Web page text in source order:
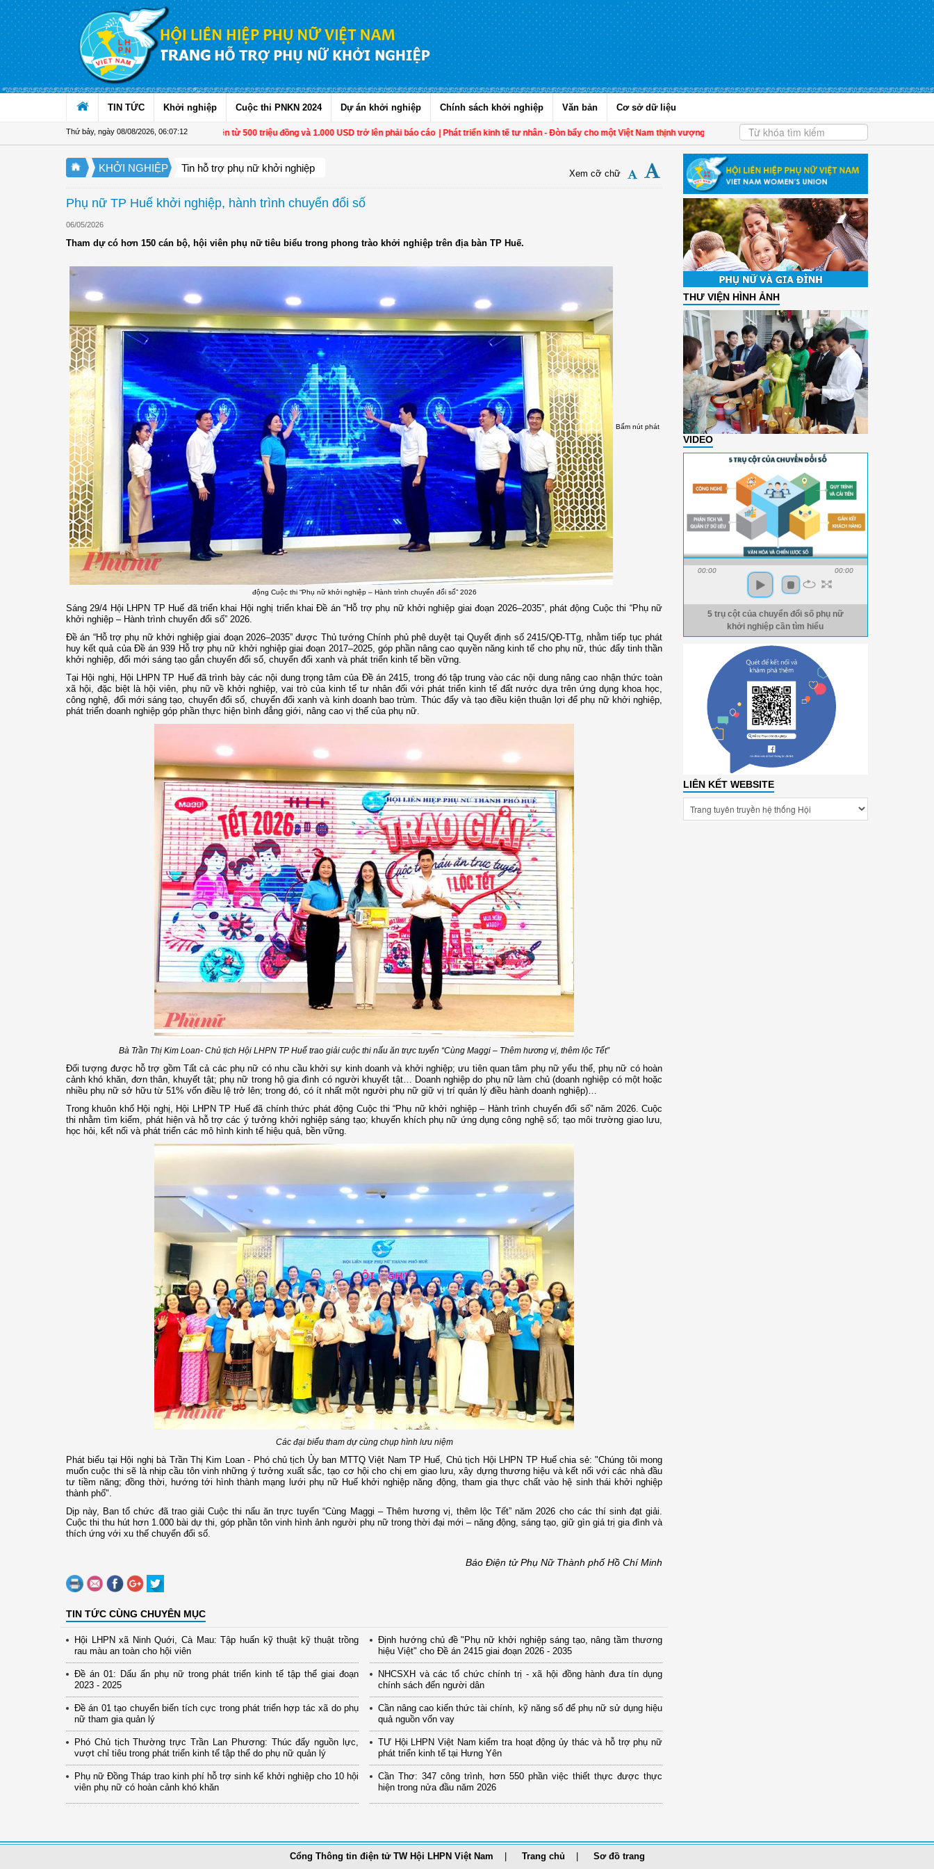
Truy cập nội dung luôn
TIN TỨC Khởi nghiệp Cuộc thi PNKN 2024 Dự án khởi nghiệp Chính sách khởi nghiệp Văn bản Cơ sở dữ liệu
Thứ bảy, ngày 08/08/2026 06:07:13
Từ 1/11, chuyển tiền từ 500 triệu đồng và 1.000 USD trở lên phải báo cáo | Phát triển kinh tế tư nhân - Đòn bẩy cho một Việt Nam thịnh vượng | Hội LHPN tỉnh Kiên Giang biểu dương phụ nữ tiêu biểu trong
KHỞI NGHIỆP Tin hỗ trợ phụ nữ khởi nghiệp Xem cỡ chữ
Phụ nữ TP Huế khởi nghiệp, hành trình chuyển đổi số
06/05/2026
Tham dự có hơn 150 cán bộ, hội viên phụ nữ tiêu biểu trong phong trào khởi nghiệp trên địa bàn TP Huế.
Bấm nút phát
động Cuộc thi “Phụ nữ khởi nghiệp – Hành trình chuyển đổi số” 2026
Sáng 29/4 Hội LHPN TP Huế đã triển khai Hội nghị triển khai Đề án “Hỗ trợ phụ nữ khởi nghiệp giai đoạn 2026–2035”, phát động Cuộc thi “Phụ nữ
khởi nghiệp – Hành trình chuyển đổi số” 2026.
Đề án “Hỗ trợ phụ nữ khởi nghiệp giai đoạn 2026–2035” được Thủ tướng Chính phủ phê duyệt tại Quyết định số 2415/QĐ-TTg, nhằm tiếp tục phát
huy kết quả của Đề án 939 Hỗ trợ phụ nữ khởi nghiệp giai đoạn 2017–2025, góp phần nâng cao quyền năng kinh tế cho phụ nữ, thúc đẩy tinh thần
khởi nghiệp, đổi mới sáng tạo gắn chuyển đổi số, chuyển đổi xanh và phát triển kinh tế bền vững.
Tại Hội nghị, Hội LHPN TP Huế đã trình bày các nội dung trọng tâm của Đề án 2415, trong đó tập trung vào các nội dung nâng cao nhận thức toàn
xã hội, đặc biệt là hội viên, phụ nữ về khởi nghiệp, vai trò của kinh tế tư nhân đối với phát triển kinh tế đất nước dựa trên ứng dụng khoa học,
công nghệ, đổi mới sáng tạo, chuyển đổi số, chuyển đổi xanh và kinh doanh bao trùm. Thúc đẩy và tạo điều kiện thuận lợi để phụ nữ khởi nghiệp,
phát triển doanh nghiệp góp phần thực hiện bình đẳng giới, nâng cao vị thế của phụ nữ.
Bà Trần Thị Kim Loan- Chủ tịch Hội LHPN TP Huế trao giải cuộc thi nấu ăn trực tuyến “Cùng Maggi – Thêm hương vị, thêm lộc Tết”
Đối tượng được hỗ trợ gồm Tất cả các phụ nữ có nhu cầu khởi sự kinh doanh và khởi nghiệp; ưu tiên quan tâm phụ nữ yếu thế, phụ nữ có hoàn
cảnh khó khăn, đơn thân, khuyết tật; phụ nữ trong hộ gia đình có người khuyết tật… Doanh nghiệp do phụ nữ làm chủ (doanh nghiệp có một hoặc
nhiều phụ nữ sở hữu từ 51% vốn điều lệ trở lên; trong đó, có ít nhất một người phụ nữ giữ vị trí quản lý điều hành doanh nghiệp)…
Trong khuôn khổ Hội nghị, Hội LHPN TP Huế đã chính thức phát động Cuộc thi “Phụ nữ khởi nghiệp – Hành trình chuyển đổi số” năm 2026. Cuộc
thi nhằm tìm kiếm, phát hiện và hỗ trợ các ý tưởng khởi nghiệp sáng tạo; khuyến khích phụ nữ ứng dụng công nghệ số; tạo môi trường giao lưu,
học hỏi, kết nối và phát triển các mô hình kinh tế hiệu quả, bền vững.
Các đại biểu tham dự cùng chụp hình lưu niệm
Phát biểu tại Hội nghị bà Trần Thị Kim Loan - Phó chủ tịch Ủy ban MTTQ Việt Nam TP Huế, Chủ tịch Hội LHPN TP Huế chia sẻ: "Chúng tôi mong
muốn cuộc thi sẽ là nhịp cầu tôn vinh những ý tưởng xuất sắc, tạo cơ hội cho chị em giao lưu, xây dựng thương hiệu và kết nối với các nhà đầu
tư tiềm năng; đồng thời, hướng tới hình thành mạng lưới phụ nữ Huế khởi nghiệp năng động, tham gia thực chất vào hệ sinh thái khởi nghiệp
thành phố".
Dịp này, Ban tổ chức đã trao giải Cuộc thi nấu ăn trực tuyến “Cùng Maggi – Thêm hương vị, thêm lộc Tết” năm 2026 cho các thí sinh đạt giải.
Cuộc thi thu hút hơn 1.000 bài dự thi, góp phần tôn vinh hình ảnh người phụ nữ trong thời đại mới – năng động, sáng tạo, giữ gìn giá trị gia đình và
thích ứng với xu thế chuyển đổi số.
Báo Điện tử Phụ Nữ Thành phố Hồ Chí Minh
TIN TỨC CÙNG CHUYÊN MỤC
Hội LHPN xã Ninh Quới, Cà Mau: Tập huấn kỹ thuật kỹ thuật trồng
rau màu an toàn cho hội viên
Đề án 01: Dấu ấn phụ nữ trong phát triển kinh tế tập thể giai đoạn
2023 - 2025
Đề án 01 tạo chuyển biến tích cực trong phát triển hợp tác xã do phụ
nữ tham gia quản lý
Phó Chủ tịch Thường trực Trần Lan Phương: Thúc đẩy nguồn lực,
vượt chỉ tiêu trong phát triển kinh tế tập thể do phụ nữ quản lý
Phụ nữ Đồng Tháp trao kinh phí hỗ trợ sinh kế khởi nghiệp cho 10 hội
viên phụ nữ có hoàn cảnh khó khăn
Định hướng chủ đề "Phụ nữ khởi nghiệp sáng tạo, nâng tầm thương
hiệu Việt" cho Đề án 2415 giai đoạn 2026 - 2035
NHCSXH và các tổ chức chính trị - xã hội đồng hành đưa tín dụng
chính sách đến người dân
Cần nâng cao kiến thức tài chính, kỹ năng số để phụ nữ sử dụng hiệu
quả nguồn vốn vay
TƯ Hội LHPN Việt Nam kiểm tra hoạt động ủy thác và hỗ trợ phụ nữ
phát triển kinh tế tại Hưng Yên
Cần Thơ: 347 công trình, hơn 550 phần việc thiết thực được thực
hiện trong nửa đầu năm 2026
THƯ VIỆN HÌNH ẢNH
VIDEO
00:00 00:00
5 trụ cột của chuyển đổi số phụ nữ
khởi nghiệp cần tìm hiểu
LIÊN KẾT WEBSITE
Cổng Thông tin điện tử TW Hội LHPN Việt Nam Trang chủ Sơ đồ trang